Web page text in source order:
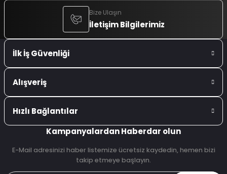
Bize Ulaşın
İletişim Bilgilerimiz
İlk İş Güvenliği
Alışveriş
Hızlı Bağlantılar
Kampanyalardan Haberdar olun
E-Mail adresinizi haber listemize ücretsiz kaydedin, hemen bizi
takip etmeye başlayın.